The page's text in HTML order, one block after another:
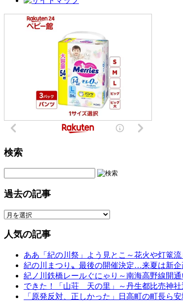
検索
過去の記事
人気の記事
ああ「紀の川祭」よう見とこ～花火や灯篭流
紀の川まつり〟最後の開催決定…来夏は新企
紀ノ川鉄橋レールぐにゃり～南海高野線開通
できた！「山荘 天の里」～丹生都比売神社
「原発反対、正しかった」日高町の町長ら